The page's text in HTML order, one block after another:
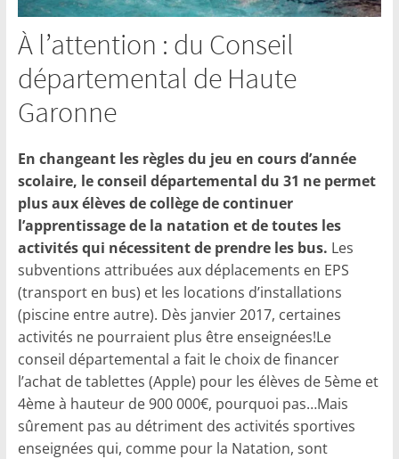
À l’attention : du Conseil
départemental de Haute
Garonne
En changeant les règles du jeu en cours d’année
scolaire, le conseil départemental du 31 ne permet
plus aux élèves de collège de continuer
l’apprentissage de la natation et de toutes les
activités qui nécessitent de prendre les bus. Les
subventions attribuées aux déplacements en EPS
(transport en bus) et les locations d’installations
(piscine entre autre). Dès janvier 2017, certaines
activités ne pourraient plus être enseignées!Le
conseil départemental a fait le choix de financer
l’achat de tablettes (Apple) pour les élèves de 5ème et
4ème à hauteur de 900 000€, pourquoi pas…Mais
sûrement pas au détriment des activités sportives
enseignées qui, comme pour la Natation, sont